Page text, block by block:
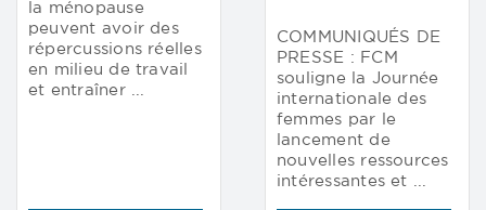
la ménopause
peuvent avoir des
répercussions réelles
en milieu de travail
et entraîner ...
COMMUNIQUÉS DE
PRESSE : FCM
souligne la Journée
internationale des
femmes par le
lancement de
nouvelles ressources
intéressantes et ...